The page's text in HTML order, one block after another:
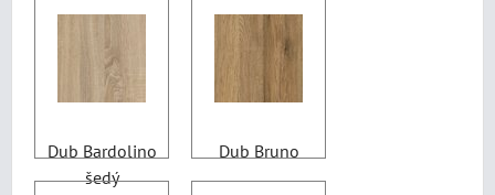
Dub Bardolino
šedý
Dub Bruno